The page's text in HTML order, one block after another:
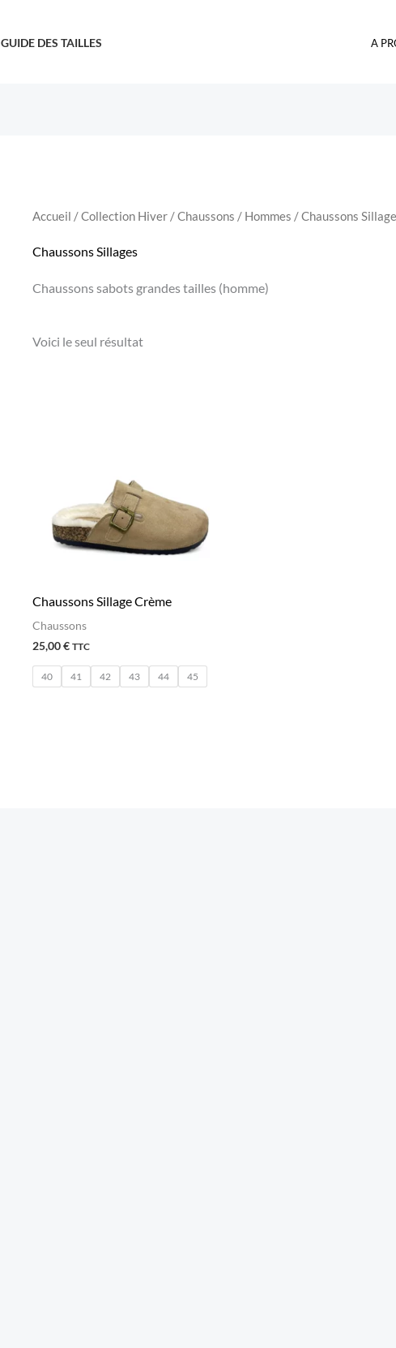
GUIDE DES TAILLES A
Accueil /Collection Hiver/Chaussons / Hommes / Chaussons
Chaussons Sillages
Chaussons sabots grandes tailles (homme)
Voici le seul résultat
Chaussons Sillage Crème
Chaussons
25,00€ TTC
40 41 42 43 44 45